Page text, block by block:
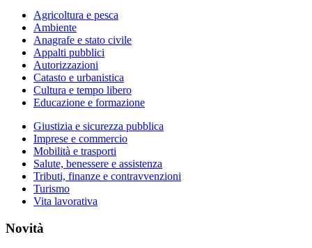
Agricoltura e pesca
Ambiente
Anagrafe e stato civile
Appalti pubblici
Autorizzazioni
Catasto e urbanistica
Cultura e tempo libero
Educazione e formazione
Giustizia e sicurezza pubblica
Imprese e commercio
Mobilità e trasporti
Salute, benessere e assistenza
Tributi, finanze e contravvenzioni
Turismo
Vita lavorativa
Novità